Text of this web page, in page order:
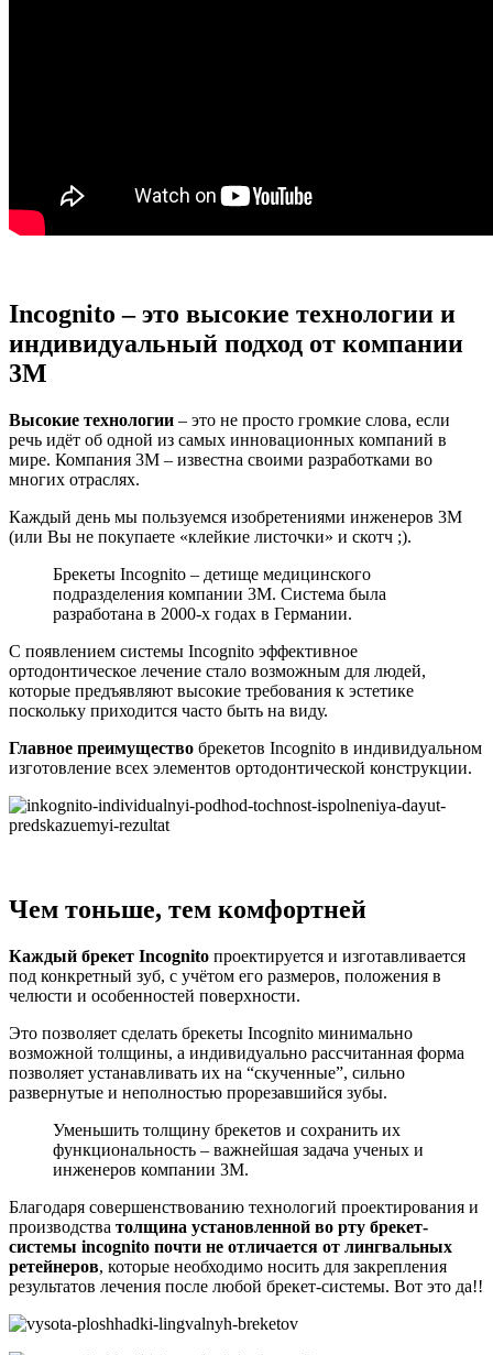
Incognito – это высокие технологии и
индивидуальный подход от компании
3M
Высокие технологии – это не просто громкие слова, если
речь идёт об одной из самых инновационных компаний в
мире. Компания 3M – известна своими разработками во
многих отраслях.
Каждый день мы пользуемся изобретениями инженеров 3M
(или Вы не покупаете «клейкие листочки» и скотч ;).
Брекеты Incognito – детище медицинского
подразделения компании 3M. Система была
разработана в 2000-х годах в Германии.
С появлением системы Incognito эффективное
ортодонтическое лечение стало возможным для людей,
которые предъявляют высокие требования к эстетике
поскольку приходится часто быть на виду.
Главное преимущество брекетов Incognito в индивидуальном
изготовление всех элементов ортодонтической конструкции.
Чем тоньше, тем комфортней
Каждый брекет Incognito проектируется и изготавливается
под конкретный зуб, с учётом его размеров, положения в
челюсти и особенностей поверхности.
Это позволяет сделать брекеты Incognito минимально
возможной толщины, а индивидуально рассчитанная форма
позволяет устанавливать их на “скученные”, сильно
развернутые и неполностью прорезавшийся зубы.
Уменьшить толщину брекетов и сохранить их
функциональность – важнейшая задача ученых и
инженеров компании 3M.
Благодаря совершенствованию технологий проектирования и
производства толщина установленной во рту брекет-
системы incognito почти не отличается от лингвальных
ретейнеров, которые необходимо носить для закрепления
результатов лечения после любой брекет-системы. Вот это да!!